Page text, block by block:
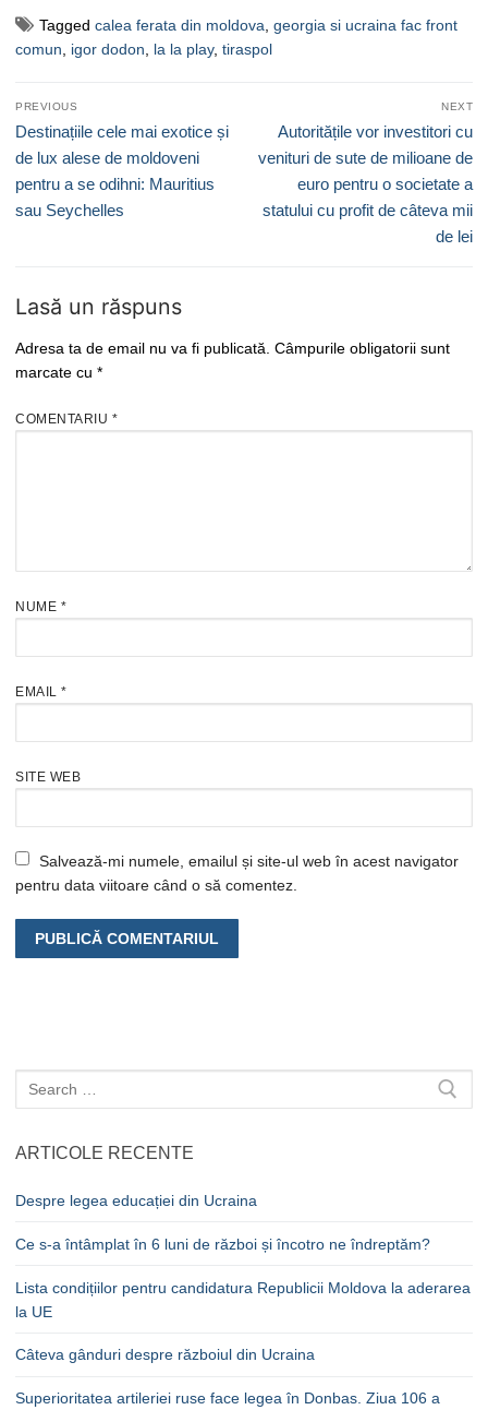
Tagged calea ferata din moldova georgia si ucraina fac front
comun
igor dodon la la play, tiraspol
Navigare
în
articole
PREVIOUS
Previous
post:
Destinațiile cele mai exotice și
de lux alese de moldoveni
pentru a se odihni: Mauritius
sau Seychelles
NEXT
Next
post:
Autoritățile vor investitori cu
venituri de sute de milioane de
euro pentru o societate a
statului cu profit de câteva mii
de lei
Lasă un răspuns
Adresa ta de email nu va fi publicată. Câmpurile obligatorii sunt
marcate cu *
COMENTARIU *
NUME *
EMAIL *
SITE WEB
Salvează-mi numele, emailul și site-ul web în acest navigator
pentru data viitoare când o să comentez.
Caută
după:
ARTICOLE RECENTE
Despre legea educației din Ucraina
Ce s-a întâmplat în 6 luni de război și încotro ne îndreptăm?
Lista condițiilor pentru candidatura Republicii Moldova la aderarea
la UE
Câteva gânduri despre războiul din Ucraina
Superioritatea artileriei ruse face legea în Donbas. Ziua 106 a